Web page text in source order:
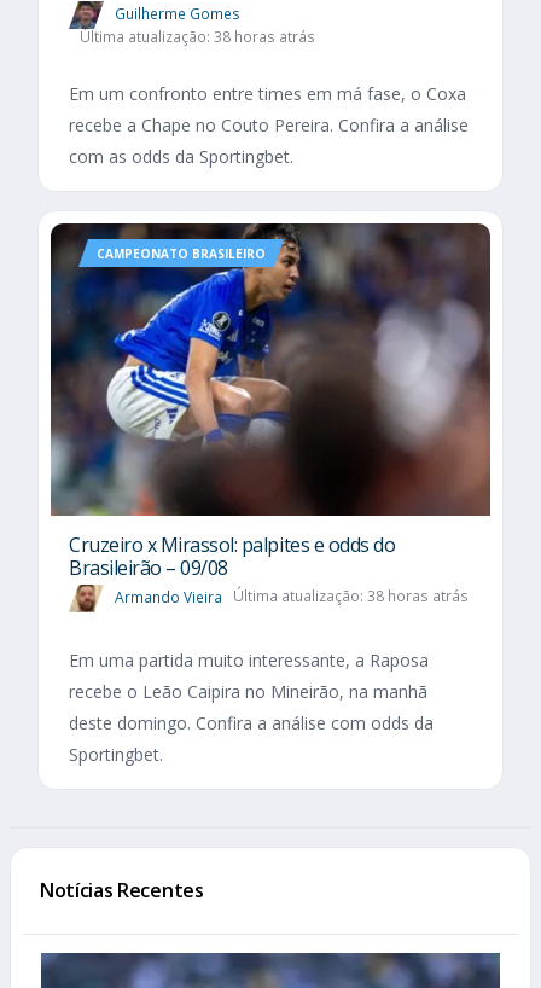
Guilherme Gomes
Última atualização: 38 horas atrás
Em um confronto entre times em má fase, o Coxa
recebe a Chape no Couto Pereira. Confira a análise
com as odds da Sportingbet.
CAMPEONATO BRASILEIRO
Cruzeiro x Mirassol: palpites e odds do
Brasileirão – 09/08
Armando Vieira Última atualização: 38 horas atrás
Em uma partida muito interessante, a Raposa
recebe o Leão Caipira no Mineirão, na manhã
deste domingo. Confira a análise com odds da
Sportingbet.
Notícias Recentes